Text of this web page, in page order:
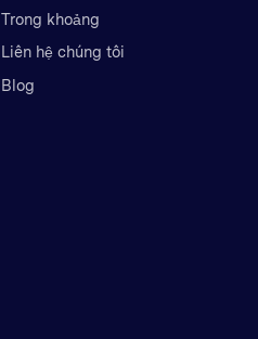
Trong khoảng
Liên hệ chúng tôi
Blog